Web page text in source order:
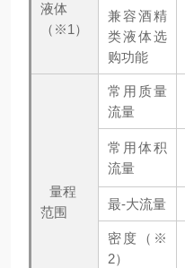
液体
（※1）
兼容酒精
类液体选
购功能
量程
范围
常用质量
流量
常用体积
流量
最-大流量
密度（※
2）